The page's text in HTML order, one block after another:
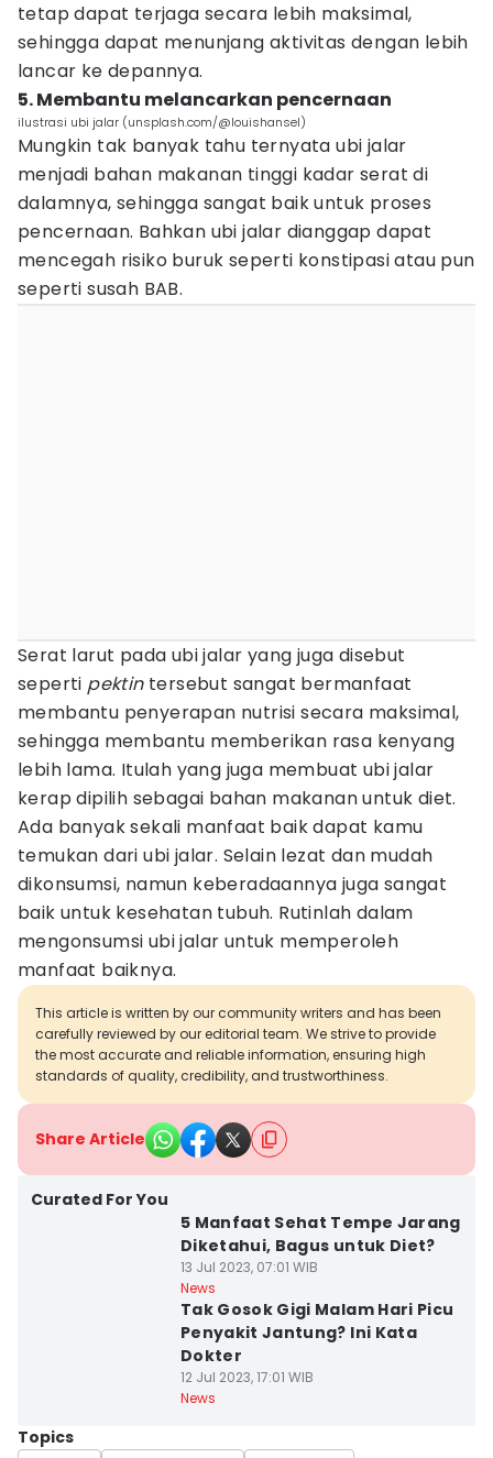
tetap dapat terjaga secara lebih maksimal,
sehingga dapat menunjang aktivitas dengan lebih
lancar ke depannya.
5. Membantu melancarkan pencernaan
ilustrasi ubi jalar (unsplash.com/@louishansel)
Mungkin tak banyak tahu ternyata ubi jalar
menjadi bahan makanan tinggi kadar serat di
dalamnya, sehingga sangat baik untuk proses
pencernaan. Bahkan ubi jalar dianggap dapat
mencegah risiko buruk seperti konstipasi atau pun
seperti susah BAB.
Serat larut pada ubi jalar yang juga disebut
seperti pektin tersebut sangat bermanfaat
membantu penyerapan nutrisi secara maksimal,
sehingga membantu memberikan rasa kenyang
lebih lama. Itulah yang juga membuat ubi jalar
kerap dipilih sebagai bahan makanan untuk diet.
Ada banyak sekali manfaat baik dapat kamu
temukan dari ubi jalar. Selain lezat dan mudah
dikonsumsi, namun keberadaannya juga sangat
baik untuk kesehatan tubuh. Rutinlah dalam
mengonsumsi ubi jalar untuk memperoleh
manfaat baiknya.
This article is written by our community writers and has been
carefully reviewed by our editorial team. We strive to provide
the most accurate and reliable information, ensuring high
standards of quality, credibility, and trustworthiness.
Share Article
Curated For You
5 Manfaat Sehat Tempe Jarang
Diketahui, Bagus untuk Diet?
13 Jul 2023, 07:01 WIB
News
Tak Gosok Gigi Malam Hari Picu
Penyakit Jantung? Ini Kata
Dokter
12 Jul 2023, 17:01 WIB
News
Topics